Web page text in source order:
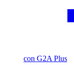
con G2A Plus